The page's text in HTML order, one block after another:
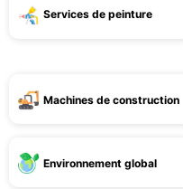
Services de peinture
Machines de construction
Environnement global